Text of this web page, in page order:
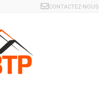
CONTACTEZ-NOUS